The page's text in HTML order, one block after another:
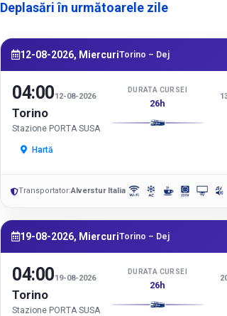
Deplasări în următoarele zile
12-08-2026, MiercuriTorino – Dej
04:0012-08-2026
Torino
Stazione PORTA SUSA
Hartă
DURATA CURSEI
26h
Transportator:Alverstur Italia
19-08-2026, MiercuriTorino – Dej
04:0019-08-2026
Torino
Stazione PORTA SUSA
DURATA CURSEI
26h